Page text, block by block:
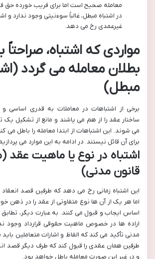
معامله صحیح است اما برای فریب خورده حق
در اشتباه مبطل، غالباً سوءنیتی وجود ندارد و
غیرعمدی رخ می دهد.
مواردی که اشتباه، صراحتاً
بطلان معامله می گردد
مبطل)
برخی از اشتباهات در معاملات به قدری اساسی
ساختار عقد را از هم می پاشند و مانع از تشکیل
می شوند. این اشتباهات از ابتدا معامله را باطل می
برای آن قائل نیستند. در ادامه به این موارد می
قانون مدنی)
این اشتباه زمانی رخ می دهد که طرفین قصد انعقاد
اما هر یک از آن ها نوع متفاوتی از عقد را در ذهن
اساس ایجاب و قبول می کنند. به عبارت دیگر، تطابق
مدنی تأکید می کند که الفاظ و اشارات متعاملین باید
طرفین همان عقدی را قبول کند که طرف دیگر قصد
و در غیر این صورت معامله باطل خواهد بود.